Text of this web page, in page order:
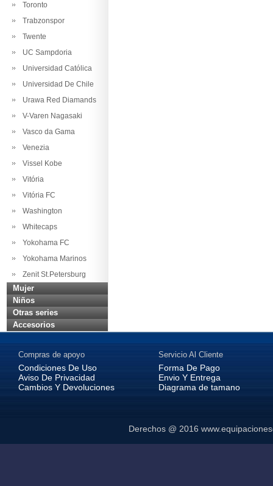
Toronto
Trabzonspor
Twente
UC Sampdoria
Universidad Católica
Universidad De Chile
Urawa Red Diamands
V-Varen Nagasaki
Vasco da Gama
Venezia
Vissel Kobe
Vitória
Vitória FC
Washington
Whitecaps
Yokohama FC
Yokohama Marinos
Zenit St.Petersburg
Mujer
Niños
Otras series
Accesorios
Compras de apoyo
Condiciones De Uso
Aviso De Privacidad
Cambios Y Devoluciones
Servicio Al Cliente
Forma De Pago
Envio Y Entrega
Diagrama de tamano
Derechos @ 2016